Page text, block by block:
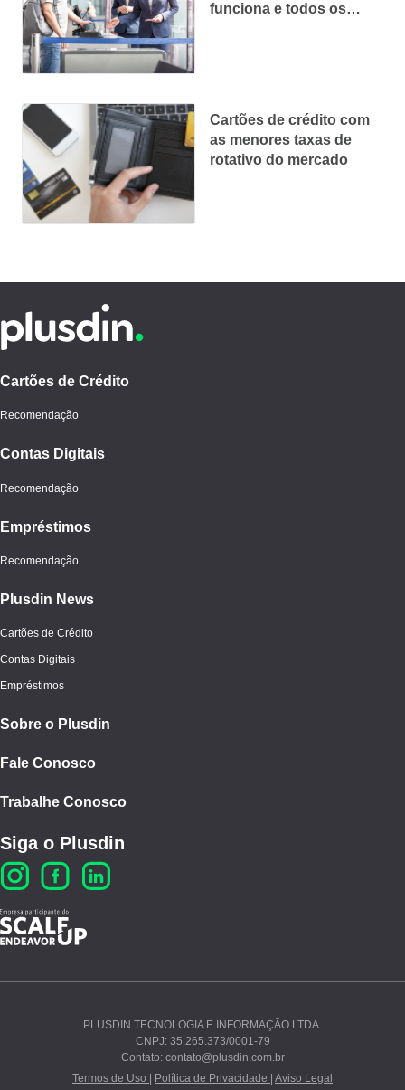
Ao continuar navegando, você concorda com nossos
ePolí­tica de Privacidade.
funciona e todos os
Cartões de crédito com
as menores taxas de
rotativo do mercado
Cartões de Crédito
Recomendação
Contas Digitais
Recomendação
Empréstimos
Recomendação
Plusdin News
Cartões de Crédito
Contas Digitais
Empréstimos
Sobre o Plusdin
Fale Conosco
Trabalhe Conosco
Siga o Plusdin
PLUSDIN TECNOLOGIA E INFORMAÇÃO LTDA.
CNPJ: 35.265.373/0001-79
Contato: contato@plusdin.com.br
Termos de Uso |
Política de Privacidade | Aviso Legal